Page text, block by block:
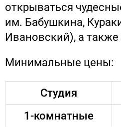
открываться
им. Бабушкина,
Ивановский), а также
Минимальные цены:
Студия
1-комнатные